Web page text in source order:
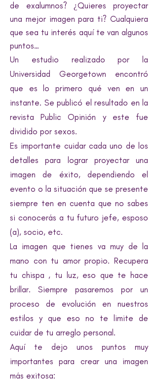
de exalumnos? ¿Quieres proyectar
una mejor imagen para ti? Cualquiera
que sea tu interés aquí te van algunos
puntos…
Un estudio realizado por la
Universidad Georgetown encontró
que es lo primero qué ven en un
instante. Se publicó el resultado en la
revista Public Opinión y este fue
dividido por sexos.
Es importante cuidar cada uno de los
detalles para lograr proyectar una
imagen de éxito, dependiendo el
evento o la situación que se presente
siempre ten en cuenta que no sabes
si conocerás a tu futuro jefe, esposo
(a), socio, etc.
La imagen que tienes va muy de la
mano con tu amor propio. Recupera
tu chispa , tu luz, eso que te hace
brillar. Siempre pasaremos por un
proceso de evolución en nuestros
estilos y que eso no te limite de
cuidar de tu arreglo personal.
Aquí te dejo unos puntos muy
importantes para crear una imagen
más exitosa: